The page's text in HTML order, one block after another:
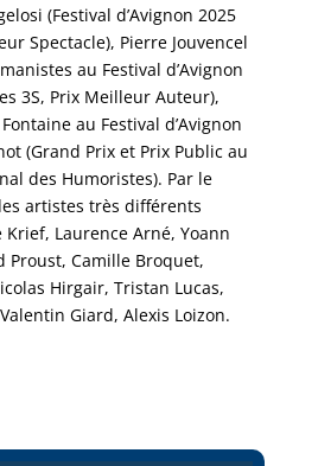
(Festival d’Avignon 2025
Spectacle), Pierre Jouvencel
au Festival d’Avignon
3S, Prix Meilleur Auteur),
au Festival d’Avignon
(Grand Prix et Prix Public au
des Humoristes). Par le
artistes très différents
Laurence Arné, Yoann
Proust, Camille Broquet,
Hirgair, Tristan Lucas,
Giard, Alexis Loizon.